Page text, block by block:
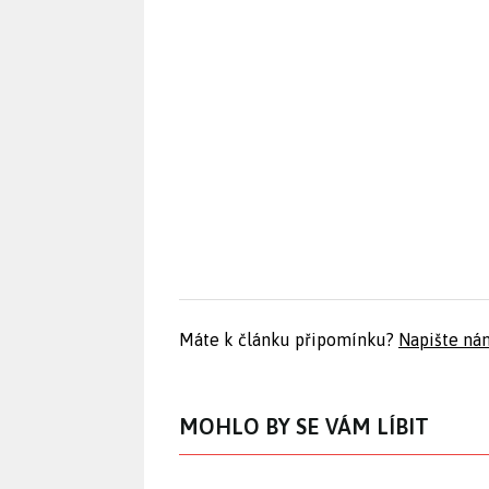
Máte k článku připomínku? Napište
MOHLO BY SE VÁM LÍBIT